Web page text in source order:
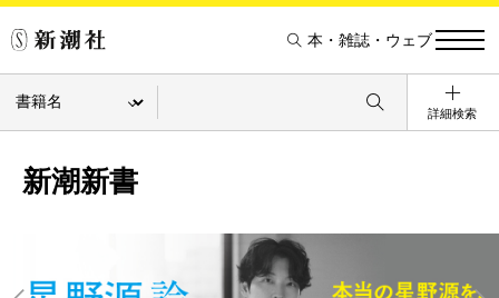
本・雑誌・ウェブ
詳細検索
新潮新書